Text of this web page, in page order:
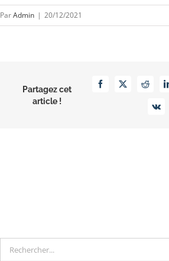
ParAdmin | 20/12/2021
Partagez cet
article !
Facebook
X Reddit
Vk
Rechercher